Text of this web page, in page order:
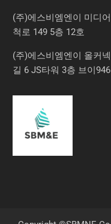
(주)에스비엠엔이 미디
척로 149 5층 12호
(주)에스비엠엔이 올커
길 6 JS타워 3층 브이946